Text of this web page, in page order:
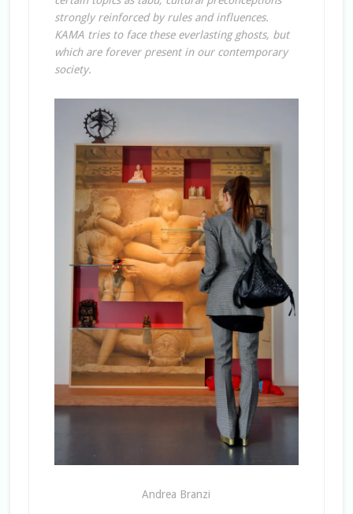
strongly reinforced by rules and influences.
KAMA tries to face these everlasting ghosts, but
which are forever present in our contemporary
society.
Andrea Branzi